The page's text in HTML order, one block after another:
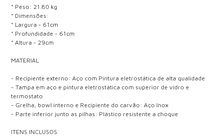
* Peso: 21.80 kg
* Dimensões:
* Largura - 61cm
* Profundidade - 61cm
* Altura - 29cm
MATERIAL
- Recipiente externo: Aço com Pintura eletrostática de alta qualidade
- Tampa em aço e pintura eletrostática com superior de vidro e
termostato
- Grelha, bowl interno e Recipiente do carvão: Aço Inox
- Parte inferior junto as pilhas: Plástico resistente a choque
ITENS INCLUSOS